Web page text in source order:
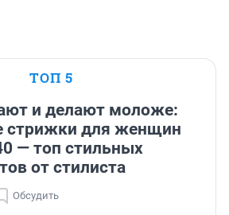
ТОП 5
и делают моложе:
стрижки для женщин
— топ стильных
от стилиста
Обсудить